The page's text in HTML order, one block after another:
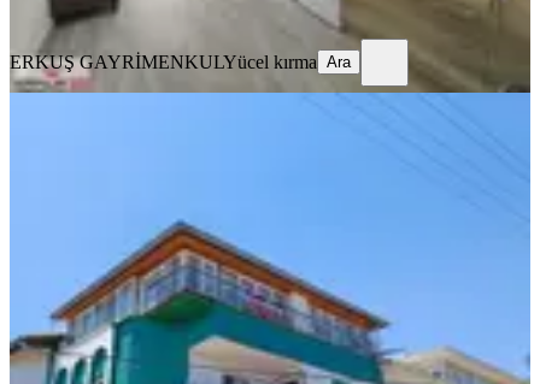
ERKUŞ GAYRİMENKULYücel kırma Ara
3+1·140 m²
20.000 ₺ 22.000 ₺